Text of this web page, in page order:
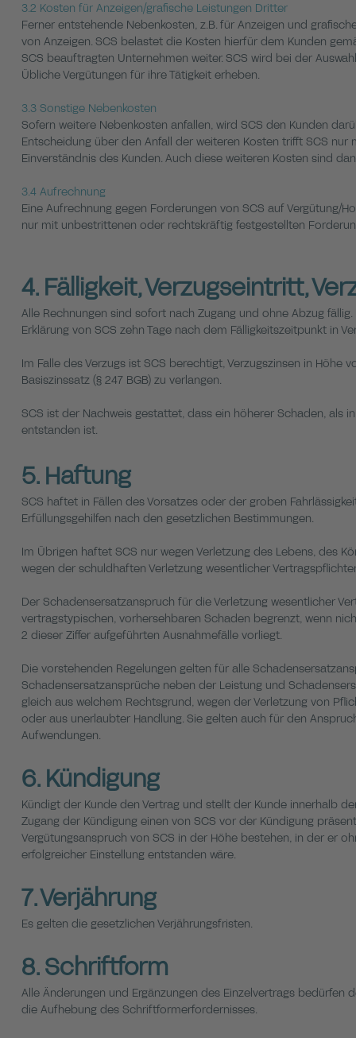
3.2 Kosten für Anzeigen/grafische Leistungen Dritter
Ferner entstehende Nebenkosten, z.B. für Anzeigen und
von Anzeigen. SCS belastet die Kosten hierfür dem Kunden
SCS beauftragten Unternehmen weiter. SCS wird bei der
Übliche Vergütungen für ihre Tätigkeit erheben.
3.3 Sonstige Nebenkosten
Sofern weitere Nebenkosten anfallen, wird SCS den Kunden
Entscheidung über den Anfall der weiteren Kosten trifft SCS nur
Einverständnis des Kunden. Auch diese weiteren Kosten sind
3.4 Aufrechnung
Eine Aufrechnung gegen Forderungen von SCS auf Vergütung/
nur mit unbestrittenen oder rechtskräftig festgestellten
4. Fälligkeit, Verzugseintritt,
Alle Rechnungen sind sofort nach Zugang und ohne Abzug
Erklärung von SCS zehn Tage nach dem Fälligkeitszeitpunkt in
Im Falle des Verzugs ist SCS berechtigt, Verzugszinsen in Höhe
Basiszinssatz (§ 247 BGB) zu verlangen.
SCS ist der Nachweis gestattet, dass ein höherer Schaden, als
entstanden ist.
5. Haftung
SCS haftet in Fällen des Vorsatzes oder der groben
Erfüllungsgehilfen nach den gesetzlichen Bestimmungen.
Im Übrigen haftet SCS nur wegen Verletzung des Lebens, des
wegen der schuldhaften Verletzung wesentlicher
Der Schadensersatzanspruch für die Verletzung wesentlicher
vertragstypischen, vorhersehbaren Schaden begrenzt, wenn
2 dieser Ziffer aufgeführten Ausnahmefälle vorliegt.
Die vorstehenden Regelungen gelten für alle
Schadensersatzansprüche neben der Leistung und
gleich aus welchem Rechtsgrund, wegen der Verletzung von
oder aus unerlaubter Handlung. Sie gelten auch für den
Aufwendungen.
6. Kündigung
Kündigt der Kunde den Vertrag und stellt der Kunde innerhalb
Zugang der Kündigung einen von SCS vor der Kündigung
Vergütungsanspruch von SCS in der Höhe bestehen, in der er
erfolgreicher Einstellung entstanden wäre.
7. Verjährung
Es gelten die gesetzlichen Verjährungsfristen.
8. Schriftform
Alle Änderungen und Ergänzungen des Einzelvertrags bedürfen
die Aufhebung des Schriftformerfordernisses.